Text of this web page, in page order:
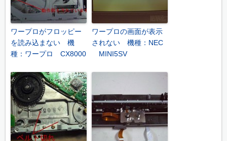
ワープロがフロッピー
を読み込まない 機
種：ワープロ CX8000
ワープロの画面が表示
されない 機種：NEC
MINI5SV